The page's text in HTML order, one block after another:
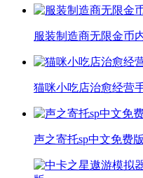
服装制造商无限金币
猫咪小吃店治愈经营
声之寄托sp中文免费